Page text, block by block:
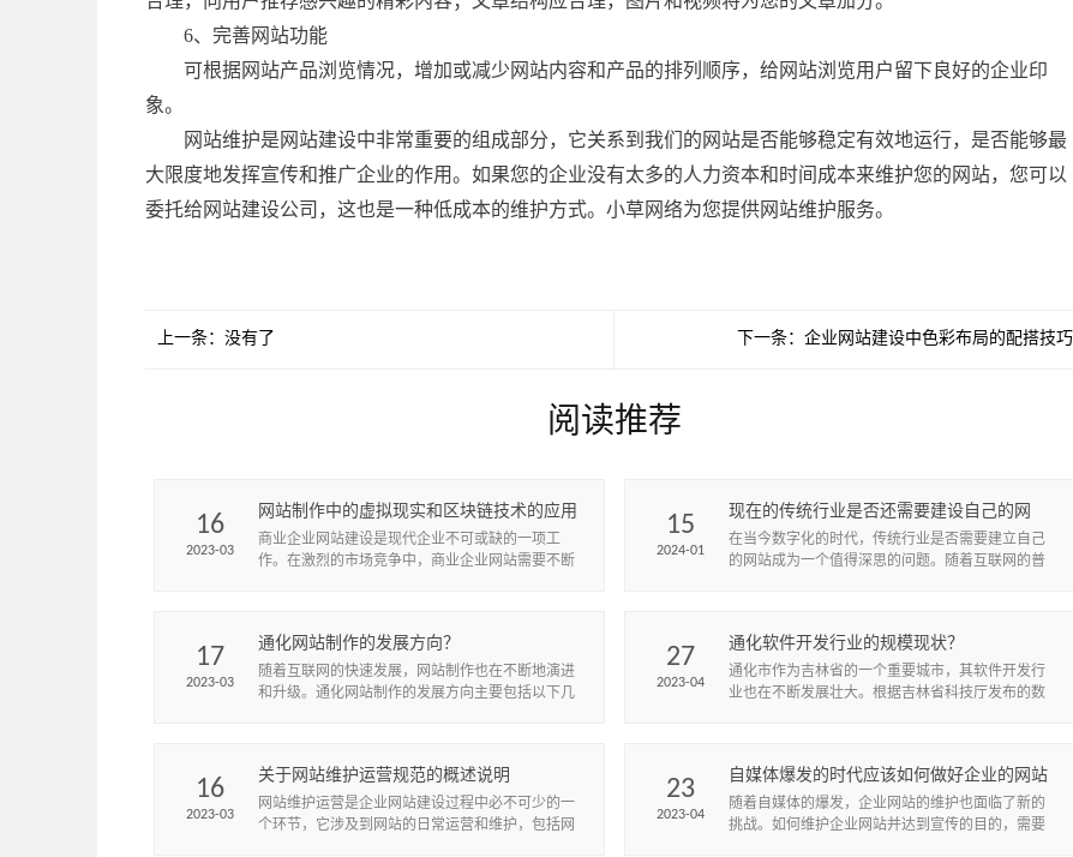
6、完善网站功能
可根据网站产品浏览情况，增加或减少网站内容和产品的排列顺序，给网站浏览用户留下良好的企业印
象。
网站维护是网站建设中非常重要的组成部分，它关系到我们的网站是否能够稳定有效地运行，是否能够最
大限度地发挥宣传和推广企业的作用。如果您的企业没有太多的人力资本和时间成本来维护您的网站，您可以
委托给网站建设公司，这也是一种低成本的维护方式。小草网络为您提供网站维护服务。
上一条： 没有了 下一条：企业网站建设中色彩布局的配搭技巧
阅读推荐
16
2023-03
网站制作中的虚拟现实和区块链技术的应用
商业企业网站建设是现代企业不可或缺的一项工
作。在激烈的市场竞争中，商业企业网站需要不断
15
2024-01
现在的传统行业是否还需要建设自己的网
站？
在当今数字化的时代，传统行业是否需要建立自己
的网站成为一个值得深思的问题。随着互联网的普
17
2023-03
通化网站制作的发展方向？
随着互联网的快速发展，网站制作也在不断地演进
和升级。通化网站制作的发展方向主要包括以下几
27
2023-04
通化软件开发行业的规模现状？
通化市作为吉林省的一个重要城市，其软件开发行
业也在不断发展壮大。根据吉林省科技厅发布的数
16
2023-03
关于网站维护运营规范的概述说明
网站维护运营是企业网站建设过程中必不可少的一
个环节，它涉及到网站的日常运营和维护，包括网
23
2023-04
自媒体爆发的时代应该如何做好企业的网站
建设工作？
​随着自媒体的爆发，企业网站的维护也面临了新的
挑战。如何维护企业网站并达到宣传的目的，需要